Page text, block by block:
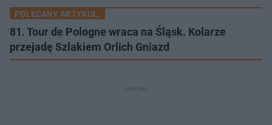
POLECANY ARTYKUŁ:
81. Tour de Pologne wraca na Śląsk. Kolarze
przejadę Szlakiem Orlich Gniazd